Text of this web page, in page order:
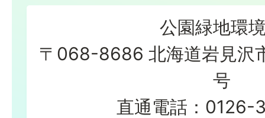
公園緑地環
〒068-8686 北海道岩見沢
号
直通電話：0126-